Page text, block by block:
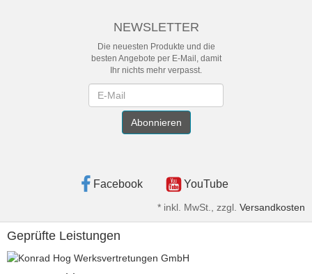
NEWSLETTER
Die neuesten Produkte und die
besten Angebote per E-Mail, damit
Ihr nichts mehr verpasst.
Abonnieren
Facebook YouTube
* inkl. MwSt., zzgl. Versandkosten
Geprüfte Leistungen